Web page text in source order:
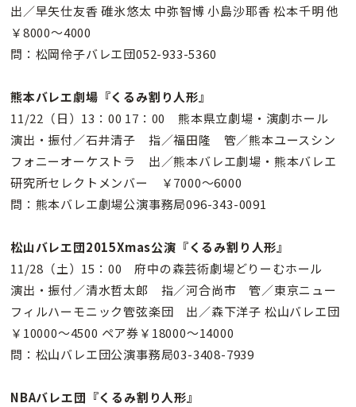
出／早矢仕友香 碓氷悠太 中弥智博 小島沙耶香 松本千明 他
￥8000〜4000
問：松岡伶子バレエ団052-933-5360
熊本バレエ劇場『くるみ割り人形』
11/22（日）13：00 17：00 熊本県立劇場・演劇ホール
演出・振付／石井清子 指／福田隆 管／熊本ユースシン
フォニーオーケストラ 出／熊本バレエ劇場・熊本バレエ
研究所セレクトメンバー ￥7000〜6000
問：熊本バレエ劇場公演事務局096-343-0091
松山バレエ団2015Xmas公演『くるみ割り人形』
11/28（土）15：00 府中の森芸術劇場どりーむホール
演出・振付／清水哲太郎 指／河合尚市 管／東京ニュー
フィルハーモニック管弦楽団 出／森下洋子 松山バレエ団
￥10000〜4500 ペア券￥18000〜14000
問：松山バレエ団公演事務局03-3408-7939
NBAバレエ団『くるみ割り人形』